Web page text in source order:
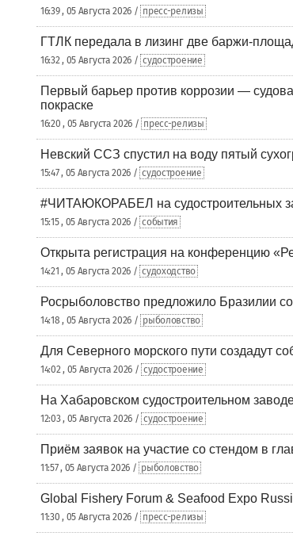
16:39 , 05 Августа 2026 / пресс-релизы
ГТЛК передала в лизинг две баржи-
16:32 , 05 Августа 2026 / судостроение
Первый барьер против коррозии —
покраске
16:20 , 05 Августа 2026 / пресс-релизы
Невский ССЗ спустил на воду пятый
15:47 , 05 Августа 2026 / судостроение
#ЧИТАЮКОРАБЕЛ на судостроительных
15:15 , 05 Августа 2026 / события
Открыта регистрация на конференцию
14:21 , 05 Августа 2026 / судоходство
Росрыболовство предложило Бразилии
14:18 , 05 Августа 2026 / рыболовство
Для Северного морского пути создадут
14:02 , 05 Августа 2026 / судостроение
На Хабаровском судостроительном
12:03 , 05 Августа 2026 / судостроение
Приём заявок на участие со стендом в
11:57 , 05 Августа 2026 / рыболовство
Global Fishery Forum & Seafood Expo
11:30 , 05 Августа 2026 / пресс-релизы